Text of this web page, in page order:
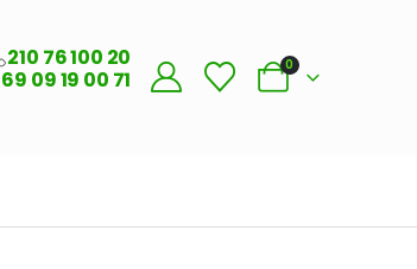
210 76 100 20
69 09 19 00 71
0